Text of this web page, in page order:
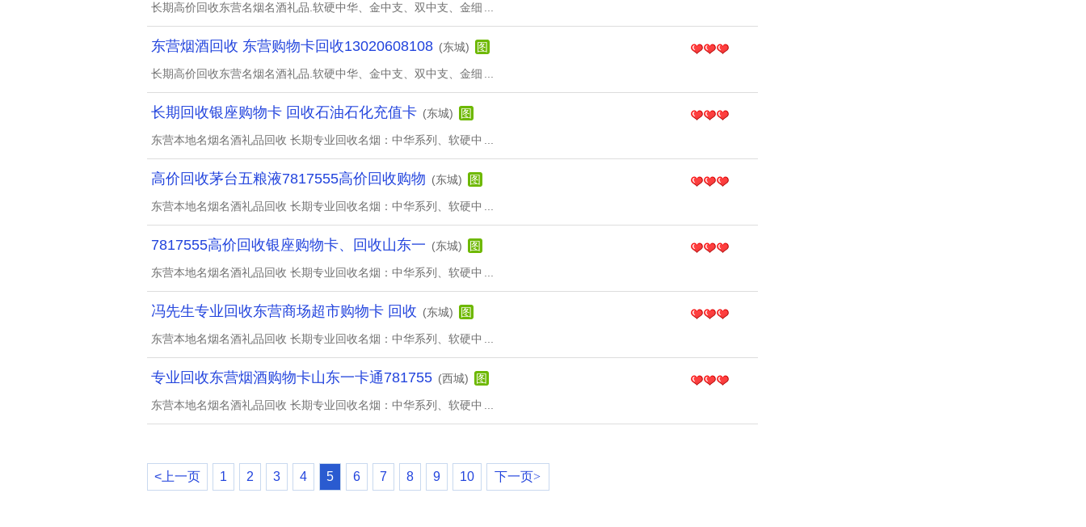
长期高价回收东营名烟名酒礼品.软硬中华、金中支、双中支、金细
东营烟酒回收 东营购物卡回收13020608108 (东城) 图
长期高价回收东营名烟名酒礼品.软硬中华、金中支、双中支、金细
长期回收银座购物卡 回收石油石化充值卡 (东城) 图
东营本地名烟名酒礼品回收 长期专业回收名烟：中华系列、软硬中
高价回收茅台五粮液7817555高价回收购物 (东城) 图
东营本地名烟名酒礼品回收 长期专业回收名烟：中华系列、软硬中
7817555高价回收银座购物卡、回收山东一 (东城) 图
东营本地名烟名酒礼品回收 长期专业回收名烟：中华系列、软硬中
冯先生专业回收东营商场超市购物卡 回收 (东城) 图
东营本地名烟名酒礼品回收 长期专业回收名烟：中华系列、软硬中
专业回收东营烟酒购物卡山东一卡通781755 (西城) 图
东营本地名烟名酒礼品回收 长期专业回收名烟：中华系列、软硬中
<上一页 1 2 3 4 5 6 7 8 9 10 下一页>